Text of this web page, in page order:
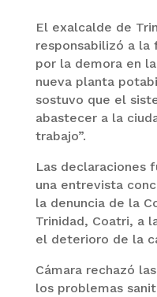
El exalcalde de
responsabilizó a
por la demora en
nueva planta
sostuvo que el
abastecer a la
trabajo”.
Las declaraciones
una entrevista
la denuncia de la
Trinidad, Coatri, a
el deterioro de la
Cámara rechazó
los problemas